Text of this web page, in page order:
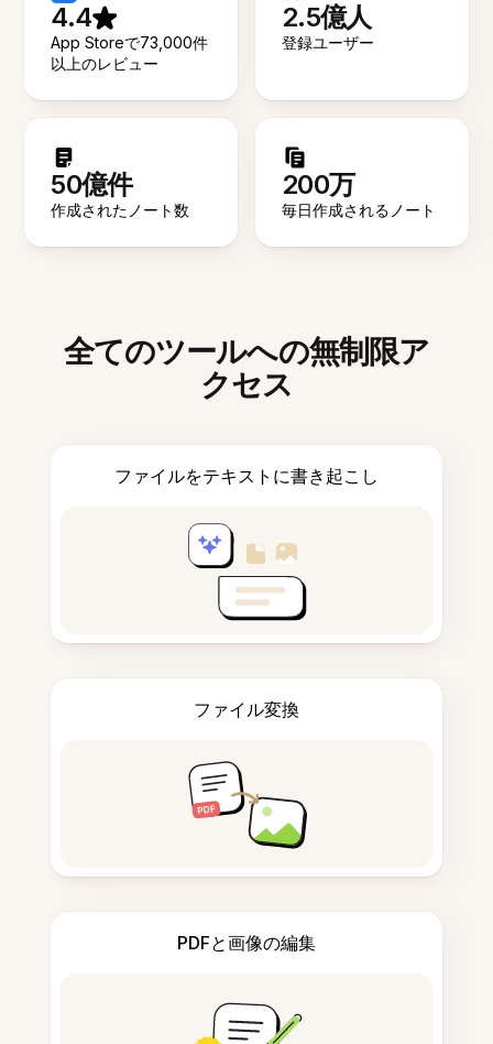
4.4
App Storeで73,000件
以上のレビュー
2.5億人
登録ユーザー
50億件
作成されたノート数
200万
毎日作成されるノート
全てのツールへの無制限ア
クセス
ファイルをテキストに書き起こし
ファイル変換
PDFと画像の編集